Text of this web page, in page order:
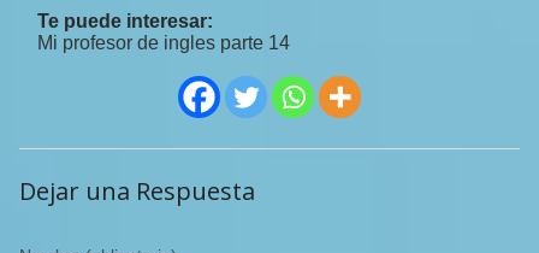
Te puede interesar:
Mi profesor de ingles parte 14
Dejar una Respuesta